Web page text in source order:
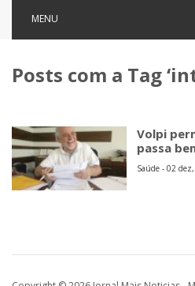
MENU
Posts com a Tag
Volpi
passa
Saúde - 02